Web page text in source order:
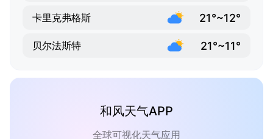
卡里克弗格斯 21°~12°
贝尔法斯特 21°~11°
和风天气APP
全球可视化天气应用